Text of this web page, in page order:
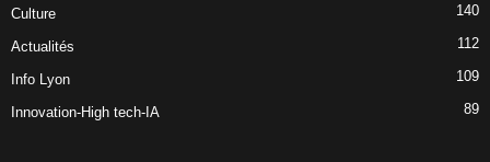
Culture 140
Actualités 112
Info Lyon 109
Innovation-High tech-IA 89